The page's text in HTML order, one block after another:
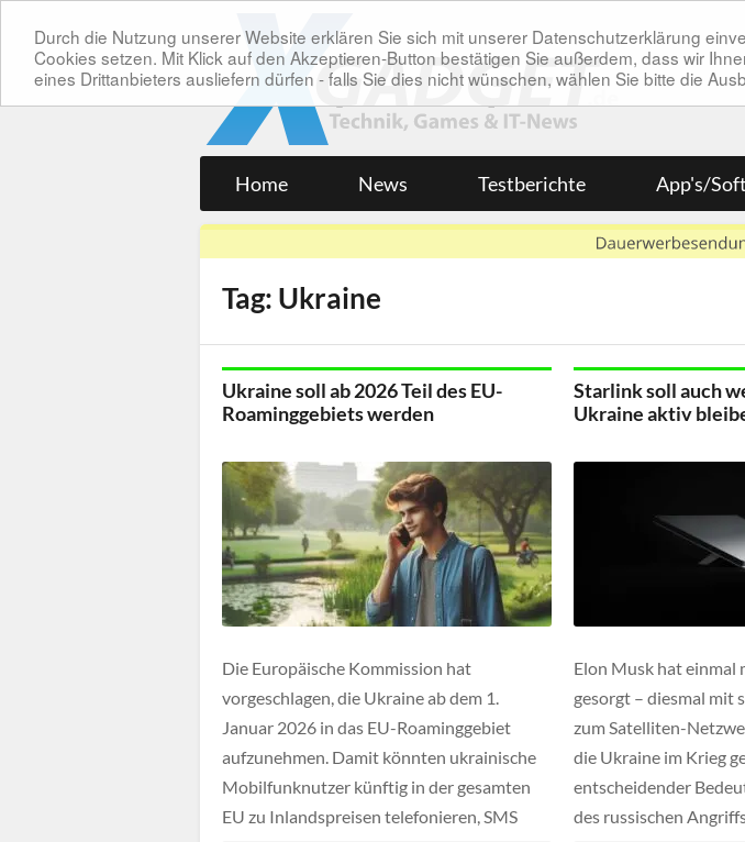
Durch die Nutzung unserer Website erklären Sie sich mit unserer Datenschutzerklärung
Cookies setzen. Mit Klick auf den Akzeptieren-Button bestätigen Sie außerdem, dass wir
eines Drittanbieters ausliefern dürfen - falls Sie dies nicht wünschen, wählen Sie bitte die
Home News Testberichte App's/
Tag: Ukraine
Ukraine soll ab 2026 Teil des EU-
Roaminggebiets werden
Die Europäische Kommission hat
vorgeschlagen, die Ukraine ab dem 1.
Januar 2026 in das EU-Roaminggebiet
aufzunehmen. Damit könnten ukrainische
Mobilfunknutzer künftig in der gesamten
EU zu Inlandspreisen telefonieren, SMS
Starlink soll auch
Ukraine aktiv
Elon Musk hat einmal
gesorgt – diesmal mit
zum Satelliten-
die Ukraine im Krieg
entscheidender
des russischen